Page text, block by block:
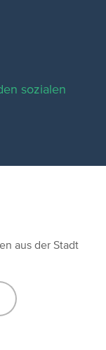
sozialen
aus der Stadt